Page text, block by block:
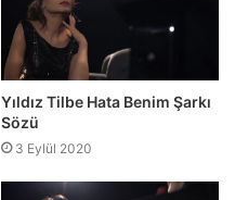
Yıldız Tilbe Hata Benim Şarkı
Sözü
3 Eylül 2020